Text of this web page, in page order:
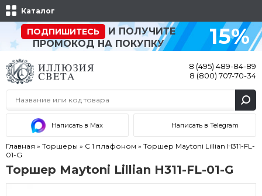
Каталог
ПОДПИШИТЕСЬ
И ПОЛУЧИТЕ
ПРОМОКОД НА ПОКУПКУ
15%
8 (495) 489-84-89
8 (800) 707-70-34
Написать в Max Написать в Telegram
Главная » Торшеры » С 1 плафоном » Торшер Maytoni Lillian H311-FL-
01-G
Торшер Maytoni Lillian H311-FL-01-G